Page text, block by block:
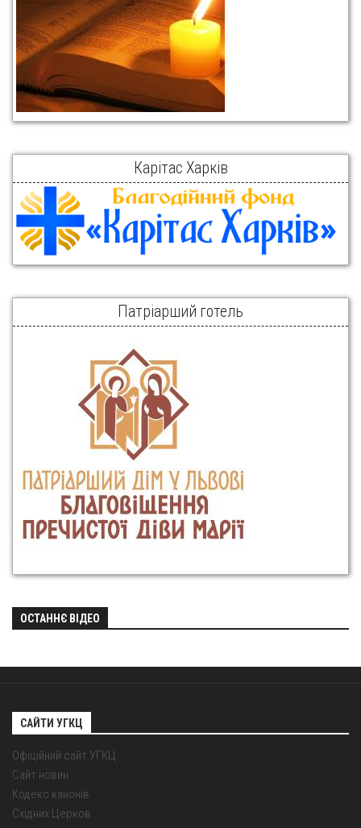
Карітас Харків
Патріарший готель
ОСТАННЄ ВІДЕО
САЙТИ УГКЦ
Офіційний сайт УГКЦ
Сайт новин
Кодекс канонів
Східних Церков